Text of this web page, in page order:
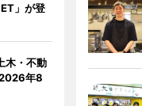
」が登
木・不動
年8